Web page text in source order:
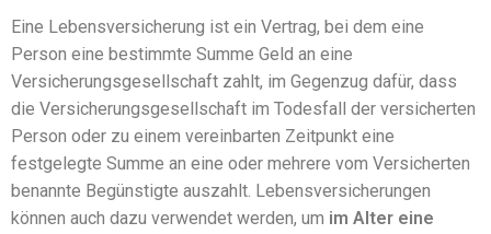
Eine Lebensversicherung ist ein Vertrag, bei dem eine
Person eine bestimmte Summe Geld an eine
Versicherungsgesellschaft zahlt, im Gegenzug dafür, dass
die Versicherungsgesellschaft im Todesfall der versicherten
Person oder zu einem vereinbarten Zeitpunkt eine
festgelegte Summe an eine oder mehrere vom Versicherten
benannte Begünstigte auszahlt. Lebensversicherungen
können auch dazu verwendet werden, um im Alter eine